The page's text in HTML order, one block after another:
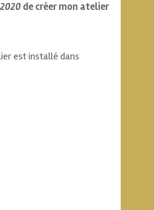
de créer mon atelier
est installé dans